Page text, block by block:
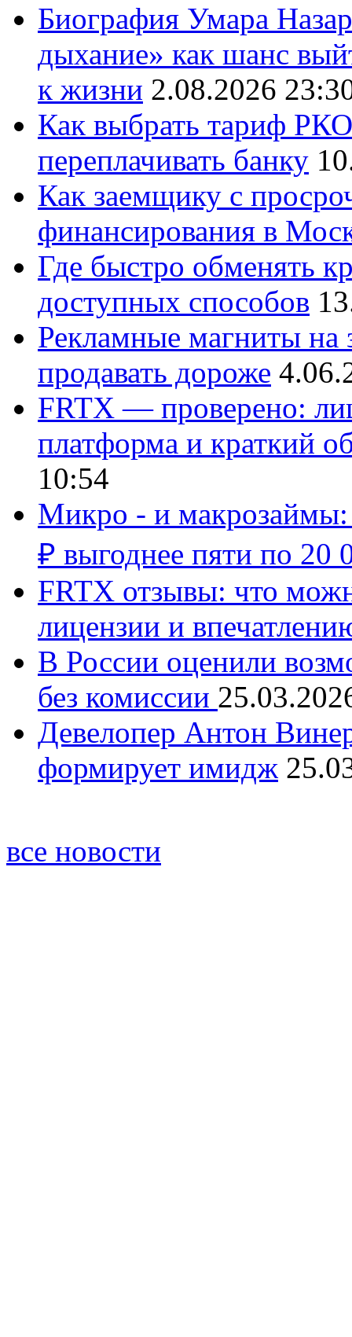
Биография Умара
дыхание» как шанс
к жизни 2.08.2026
Как выбрать тариф
переплачивать банку
Как заемщику с
финансирования в
Где быстро обменять
доступных способов
Рекламные магниты на
продавать дороже
FRTX — проверено:
платформа и краткий
10:54
Микро - и макрозаймы:
₽ выгоднее пяти по 20
FRTX отзывы: что
лицензии и
В России оценили
без комиссии
Девелопер Антон
формирует имидж
все новости